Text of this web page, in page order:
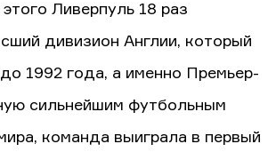
Ливерпуль 18 раз
дивизион Англии, который
1992 года, а именно Премьер-
сильнейшим футбольным
команда выиграла в первый